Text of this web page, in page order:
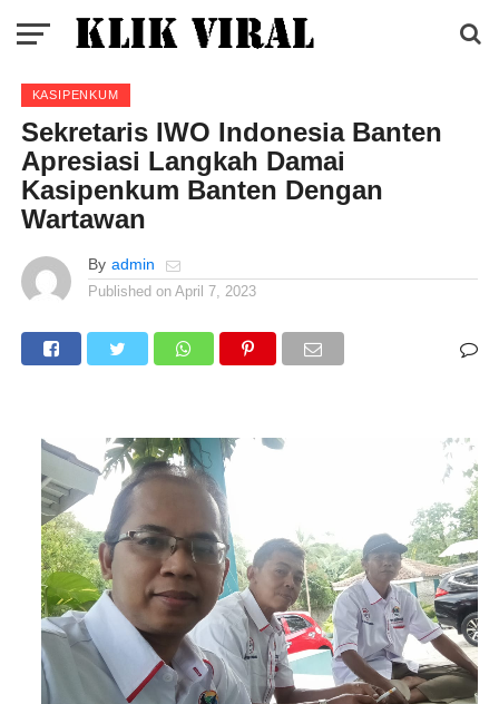
KASIPENKUM
Sekretaris IWO Indonesia Banten
Apresiasi Langkah Damai
Kasipenkum Banten Dengan
Wartawan
By admin
Published on April 7, 2023